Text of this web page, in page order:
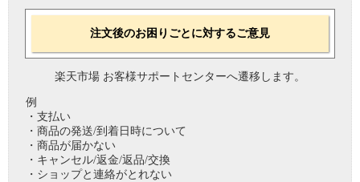
注文後のお困りごとに対するご意見
楽天市場 お客様サポートセンターへ遷移します。
例
・支払い
・商品の発送/到着日時について
・商品が届かない
・キャンセル/返金/返品/交換
・ショップと連絡がとれない